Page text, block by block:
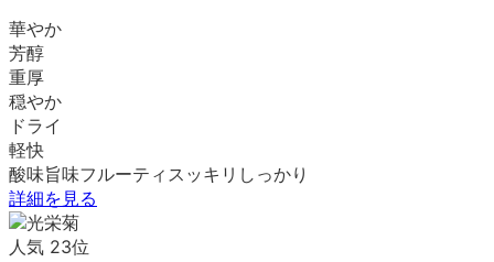
華やか
芳醇
重厚
穏やか
ドライ
軽快
酸味旨味フルーティ スッキリ しっかり
詳細を見る
人気 23位